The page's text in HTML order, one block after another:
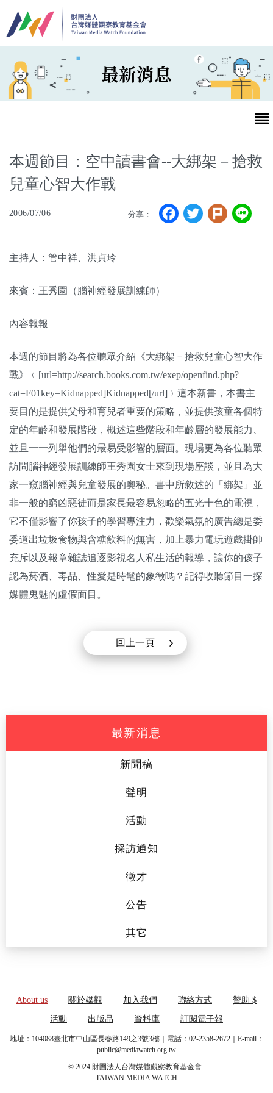
最新消息
第25屆台灣兒童及少年優質節目活動官網
關於我們
媒體素養
申訴
捐款支持
本週節目：空中讀書會--大綁架－搶救
兒童心智大作戰
2006/07/06 分享： Facebook
Twitter
Plurk
主持人：管中祥、洪貞玲
來賓：王秀園（腦神經發展訓練師）
內容報報
本週的節目將為各位聽眾介紹《大綁架－搶救兒童心智大作
戰》﹙[url=http://search.books.com.tw/exep/openfind.php?
cat=F01key=Kidnapped]Kidnapped[/url]﹚這本新書，本書主
要目的是提供父母和育兒者重要的策略，並提供孩童各個特
定的年齡和發展階段，概述這些階段和年齡層的發展能力、
並且一一列舉他們的最易受影響的層面。現場更為各位聽眾
訪問腦神經發展訓練師王秀園女士來到現場座談，並且為大
家一窺腦神經與兒童發展的奧秘。書中所敘述的「綁架」並
非一般的窮凶惡徒而是家長最容易忽略的五光十色的電視，
它不僅影響了你孩子的學習專注力，歡樂氣氛的廣告總是委
委道出垃圾食物與含糖飲料的無害，加上暴力電玩遊戲掛帥
充斥以及報章雜誌追逐影視名人私生活的報導，讓你的孩子
認為菸酒、毒品、性愛是時髦的象徵嗎？記得收聽節目一探
媒體鬼魅的虛假面目。
回上一頁
最新消息
新聞稿
聲明
活動
採訪通知
徵才
公告
其它
About us 關於媒觀 加入我們 聯絡方式 贊助 $
活動 出版品 資料庫 訂閱電子報
地址：104088臺北市中山區長春路149之3號3樓｜電話：02-2358-2672｜E-mail：
public@mediawatch.org.tw
© 2024 財團法人台灣媒體觀察教育基金會
TAIWAN MEDIA WATCH